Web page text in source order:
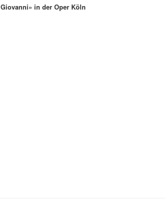
Giovanni» in der Oper Köln